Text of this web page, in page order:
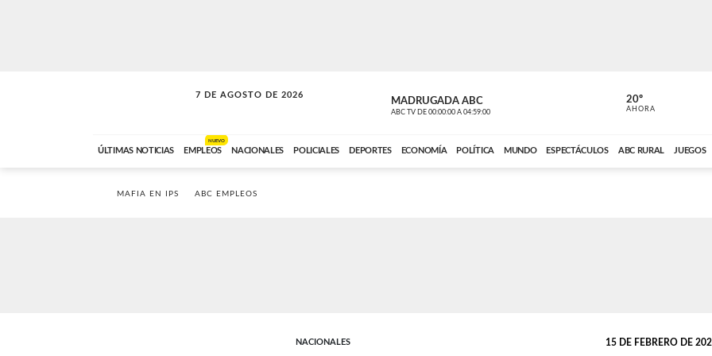
7 DE AGOSTO DE 2026
SOLO MÚSICA MADRUGADA ABC
ABC TV DE 00:00:00 A 04:59:00 ABC CARDINAL
20º
AHORA
ÚLTIMAS NOTICIAS EMPLEOS
NUEVO
NACIONALES POLICIALES DEPORTES ECONOMÍA POLÍTICA MUNDO ESPECTÁCULOS ABC RURAL JUEGOS
MAFIA EN IPS ABC EMPLEOS
NACIONALES 15 DE FEBRERO DE